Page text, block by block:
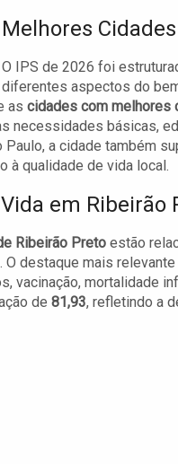
Melhores
O IPS de 2026 foi
diferentes aspectos do
as cidades com melhores
necessidades básicas,
a cidade também
à qualidade de vida local.
em Ribeirão
Ribeirão Preto estão
O destaque mais
vacinação, mortalidade
de 81,93, refletindo a